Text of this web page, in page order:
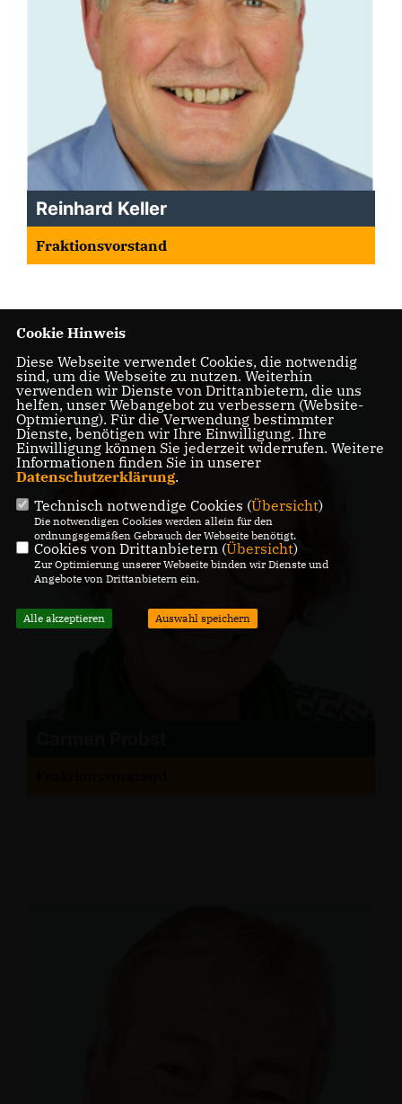
Reinhard Keller
Fraktionsvorstand
Cookie Hinweis
Diese Webseite verwendet Cookies, die notwendig
sind, um die Webseite zu nutzen. Weiterhin
verwenden wir Dienste von Drittanbietern, die uns
helfen, unser Webangebot zu verbessern (Website-
Optmierung). Für die Verwendung bestimmter
Dienste, benötigen wir Ihre Einwilligung. Ihre
Einwilligung können Sie jederzeit widerrufen. Weitere
Informationen finden Sie in unserer
Datenschutzerklärung.
Technisch notwendige Cookies (Übersicht)
Die notwendigen Cookies werden allein für den
ordnungsgemäßen Gebrauch der Webseite benötigt.
Cookies von Drittanbietern (Übersicht)
Zur Optimierung unserer Webseite binden wir Dienste und
Angebote von Drittanbietern ein.
Alle akzeptieren Auswahl speichern